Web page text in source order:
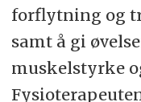
forflytning og
samt å gi
muskelstyrke